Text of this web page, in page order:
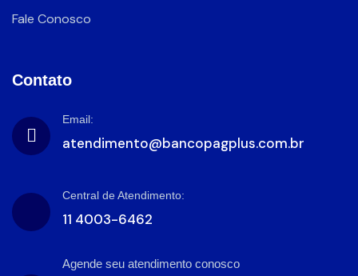
Fale Conosco
Contato
Email:
atendimento@bancopagplus.com.br
Central de Atendimento:
11 4003-6462
Agende seu atendimento conosco